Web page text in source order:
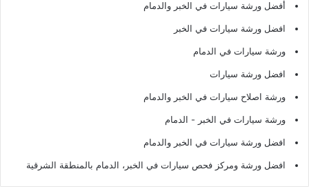
أفضل ورشة سيارات في الخبر والدمام
افضل ورشة سيارات في الخبر
ورشة سيارات في الدمام
افضل ورشة سيارات
ورشة اصلاح سيارات في الخبر والدمام
ورشة سيارات في الخبر - الدمام
افضل ورشة سيارات في الخبر والدمام
افضل ورشة ومركز فحص سيارات في الخبر، الدمام بالمنطقة الشرقية